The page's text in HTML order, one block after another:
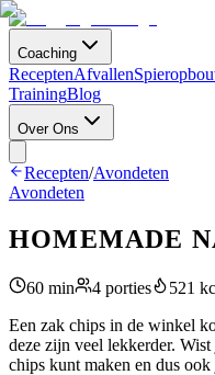
Coaching
ReceptenAfvallen
TrainingBlog
Over Ons
Recepten/Avondeten
Avondeten
HOMEMADE
60 min 4 porties 521
Een zak chips in de winkel
deze zijn veel lekkerder.
chips kunt maken en dus ook